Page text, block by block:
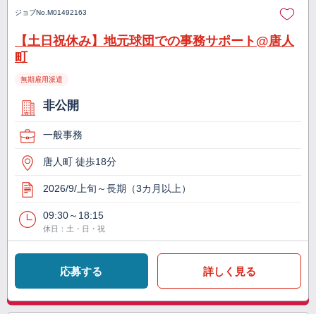
ジョブNo. M01492163
【土日祝休み】地元球団での事務サポート@唐人
町
無期雇用派遣
非公開
一般事務
唐人町 徒歩18分
2026/9/上旬～長期（3カ月以上）
09:30～18:15
休日：土・日・祝
応募する 詳しく見る